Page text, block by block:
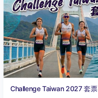
Challenge Taiwan 2027 套票